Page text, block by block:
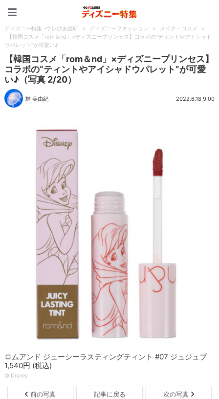
ディズニー特集 -ウレぴあ総研 > ディズニーファッション > メイク・コスメ
>
【韓国コスメ「rom＆nd」×ディズニープリンセス】コラボの“ティントやアイシャド
ウパレット”が可愛い♪
【韓国コスメ「rom＆nd」×ディズニープリンセス】
コラボの“ティントやアイシャドウパレット”が可愛
い♪（写真 2/20）
林 美由紀 2022.6.18 9:00
ロムアンド ジューシーラスティングティント #07 ジュジュブ
1,540円 (税込)
© Disney
前の写真 記事に戻る 次の写真